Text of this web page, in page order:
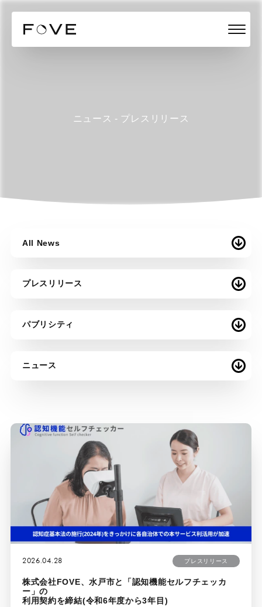
ニュース - プレスリリース
All News
プレスリリース
パブリシティ
ニュース
2026.04.28 プレスリリース
株式会社FOVE、水戸市と「認知機能セルフチェッカ
ー」の
利用契約を締結(令和6年度から3年目)